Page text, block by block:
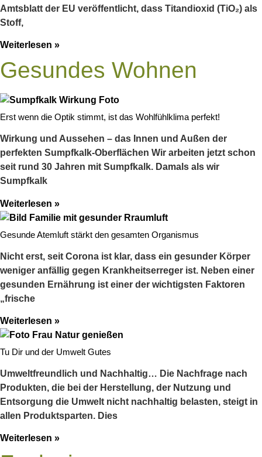
Amtsblatt der EU veröffentlicht, dass Titandioxid (TiO₂) als
Stoff,
Weiterlesen »
Gesundes Wohnen
Erst wenn die Optik stimmt, ist das Wohlfühlklima perfekt!
Wirkung und Aussehen – das Innen und Außen der
perfekten Sumpfkalk-Oberflächen Wir arbeiten jetzt schon
seit rund 30 Jahren mit Sumpfkalk. Damals als wir
Sumpfkalk
Weiterlesen »
Gesunde Atemluft stärkt den gesamten Organismus​
Nicht erst, seit Corona ist klar, dass ein gesunder Körper
weniger anfällig gegen Krankheitserreger ist. Neben einer
gesunden Ernährung ist einer der wichtigsten Faktoren
„frische
Weiterlesen »
Tu Dir und der Umwelt Gutes
Umweltfreundlich und Nachhaltig… Die Nachfrage nach
Produkten, die bei der Herstellung, der Nutzung und
Entsorgung die Umwelt nicht nachhaltig belasten, steigt in
allen Produktsparten. Dies
Weiterlesen »